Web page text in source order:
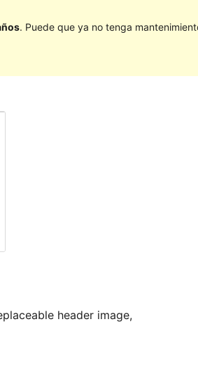
. Puede que ya no tenga
header image,